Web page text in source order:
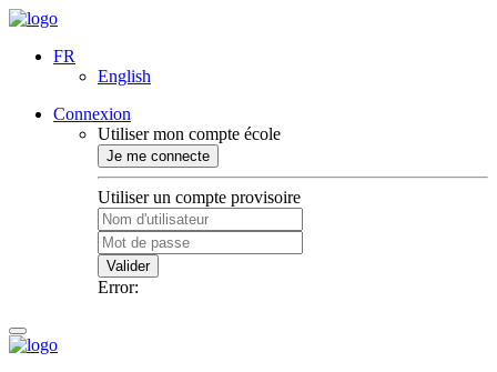
FR
English
Connexion
Utiliser mon compte école
Je me connecte
Utiliser un compte provisoire
Valider
Error: